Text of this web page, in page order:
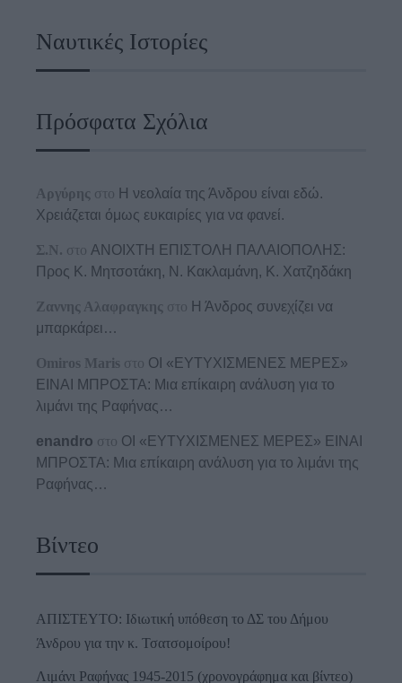
Ναυτικές Ιστορίες
Πρόσφατα Σχόλια
Αργύρης στο Η νεολαία της Άνδρου είναι εδώ.
Χρειάζεται όμως ευκαιρίες για να φανεί.
Σ.Ν. στο ΑΝΟΙΧΤΗ ΕΠΙΣΤΟΛΗ ΠΑΛΑΙΟΠΟΛΗΣ:
Προς K. Μητσοτάκη, N. Κακλαμάνη, K. Χατζηδάκη
Ζαννης Αλαφραγκης στο Η Άνδρος συνεχίζει να
μπαρκάρει…
Omiros Maris στο ΟΙ «ΕΥΤΥΧΙΣΜΕΝΕΣ ΜΕΡΕΣ»
ΕΙΝΑΙ ΜΠΡΟΣΤΑ: Μια επίκαιρη ανάλυση για το
λιμάνι της Ραφήνας…
enandro στο ΟΙ «ΕΥΤΥΧΙΣΜΕΝΕΣ ΜΕΡΕΣ» ΕΙΝΑΙ
ΜΠΡΟΣΤΑ: Μια επίκαιρη ανάλυση για το λιμάνι της
Ραφήνας…
Βίντεο
ΑΠΙΣΤΕΥΤΟ: Ιδιωτική υπόθεση το ΔΣ του Δήμου
Άνδρου για την κ. Τσατσομοίρου!
Λιμάνι Ραφήνας 1945-2015 (χρονογράφημα και βίντεο)